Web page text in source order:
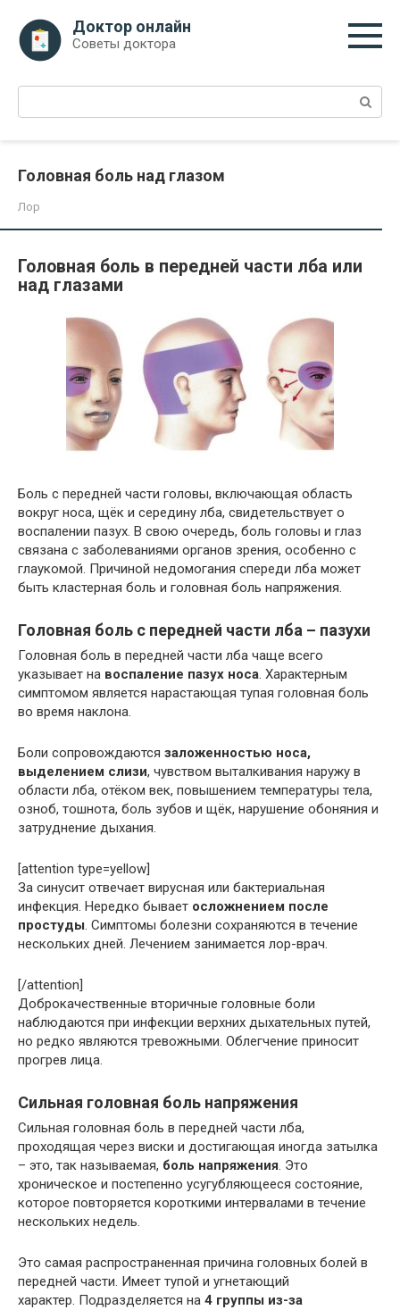
контенту
Доктор онлайн
Советы доктора
Поиск:
Головная боль над глазом
Лор
Головная боль в передней части лба или
над глазами
Боль с передней части головы, включающая область
вокруг носа, щёк и середину лба, свидетельствует о
воспалении пазух. В свою очередь, боль головы и глаз
связана с заболеваниями органов зрения, особенно с
глаукомой. Причиной недомогания спереди лба может
быть кластерная боль и головная боль напряжения.
Головная боль с передней части лба – пазухи
Головная боль в передней части лба чаще всего
указывает на воспаление пазух носа. Характерным
симптомом является нарастающая тупая головная боль
во время наклона.
Боли сопровождаются заложенностью носа,
выделением слизи, чувством выталкивания наружу в
области лба, отёком век, повышением температуры тела,
озноб, тошнота, боль зубов и щёк, нарушение обоняния и
затруднение дыхания.
[attention type=yellow]
За синусит отвечает вирусная или бактериальная
инфекция. Нередко бывает осложнением после
простуды. Симптомы болезни сохраняются в течение
нескольких дней. Лечением занимается лор-врач.
[/attention]
Доброкачественные вторичные головные боли
наблюдаются при инфекции верхних дыхательных путей,
но редко являются тревожными. Облегчение приносит
прогрев лица.
Сильная головная боль напряжения
Сильная головная боль в передней части лба,
проходящая через виски и достигающая иногда затылка
– это, так называемая, боль напряжения. Это
хроническое и постепенно усугубляющееся состояние,
которое повторяется короткими интервалами в течение
нескольких недель.
Это самая распространенная причина головных болей в
передней части. Имеет тупой и угнетающий
характер. Подразделяется на 4 группы из-за